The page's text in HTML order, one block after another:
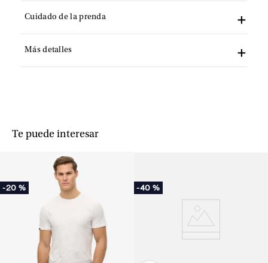
Cuidado de la prenda
Más detalles
Te puede interesar
-20 % -40 %